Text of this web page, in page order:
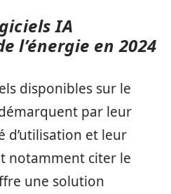
IA
l’énergie en 2024
disponibles sur le
par leur
d’utilisation et leur
notamment citer le
une solution